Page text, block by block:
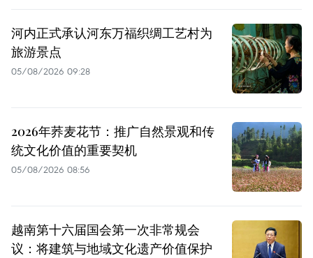
河内正式承认河东万福织绸工艺村为
旅游景点
05/08/2026 09:28
2026年荞麦花节：推广自然景观和传
统文化价值的重要契机
05/08/2026 08:56
越南第十六届国会第一次非常规会
议：将建筑与地域文化遗产价值保护